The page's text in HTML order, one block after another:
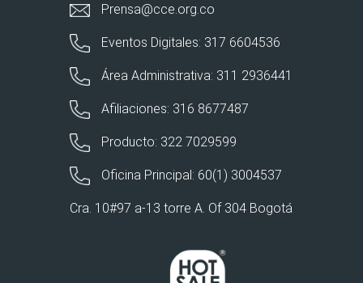
Prensa@cce.org.co
Eventos Digitales: 317 6604536
Área Administrativa: 311 2936441
Afiliaciones: 316 8677487
Producto: 322 7029599
Oficina Principal: 60(1) 3004537
Cra. 10#97 a-13 torre A. Of 304 Bogotá